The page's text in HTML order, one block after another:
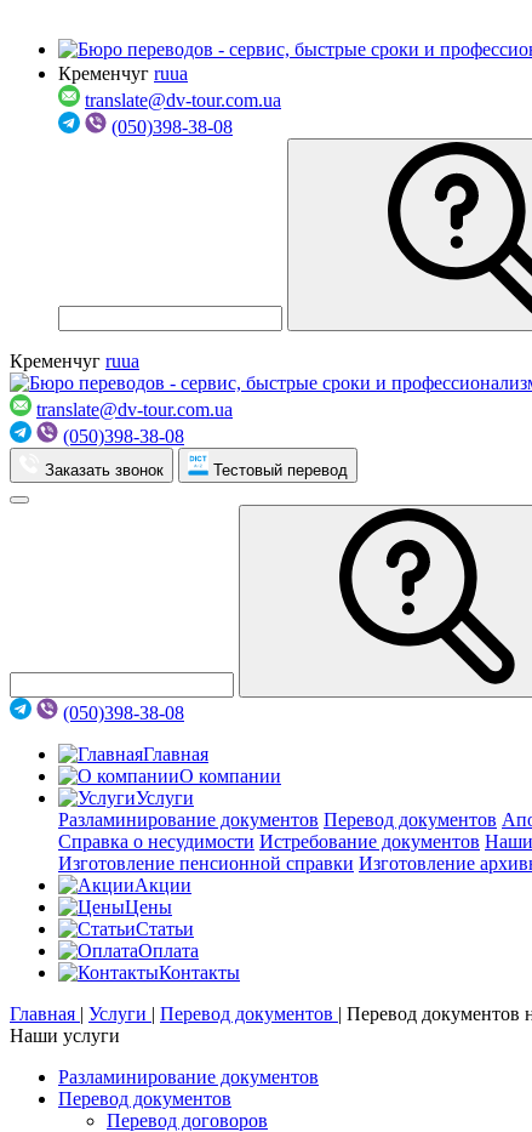
Кременчуг ruua
translate@dv-tour.com.ua
(050)398-38-08
Кременчуг ruua
translate@dv-tour.com.ua
(050)398-38-08
Заказать звонок Тестовый перевод
(050)398-38-08
Главная
О компании
Услуги
Разламинирование документов Перевод документов
Справка о несудимости Истребование документов
Изготовление пенсионной справки Изготовление
Акции
Цены
Статьи
Оплата
Контакты
Главная | Услуги | Перевод документов | Перевод документов
Наши услуги
Разламинирование документов
Перевод документов
Перевод договоров